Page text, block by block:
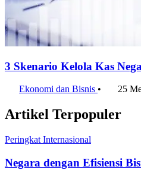
3 Skenario Kelola Kas
Ekonomi dan Bisnis • 25
Artikel Terpopuler
Peringkat Internasional
Negara dengan Efisiensi